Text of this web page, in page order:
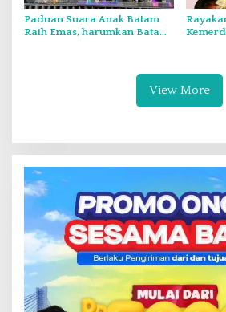
Paduan Suara Anak Batam
Raih Emas, harumkan Batam
View More